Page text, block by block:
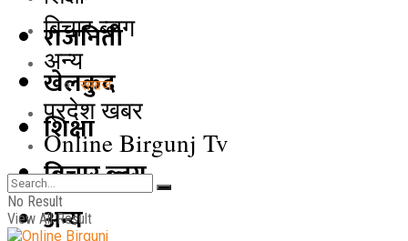
राजनिती
खेलकुद
शिक्षा
बिचार ब्लग
अन्य
बिचार ब्लग
अन्य
समाज
प्रदेश खबर
Online Birgunj Tv
No Result
View All Result